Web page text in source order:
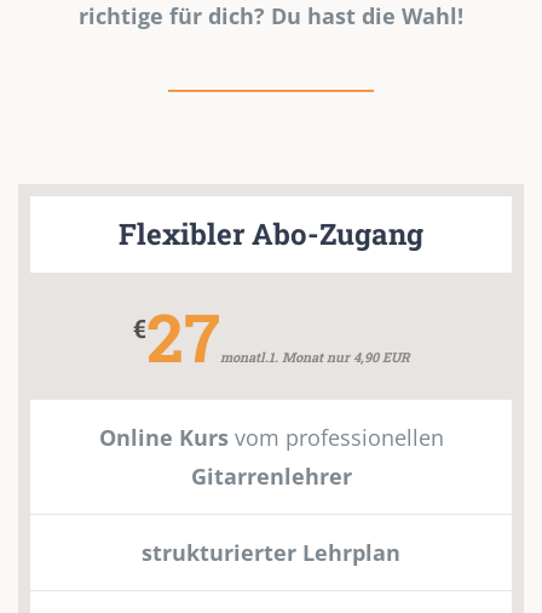
richtige für dich? Du hast die Wahl!
Flexibler Abo-Zugang
€27monatl.1. Monat nur 4,90 EUR
Online Kursvom professionellen
Gitarrenlehrer
strukturierter Lehrplan